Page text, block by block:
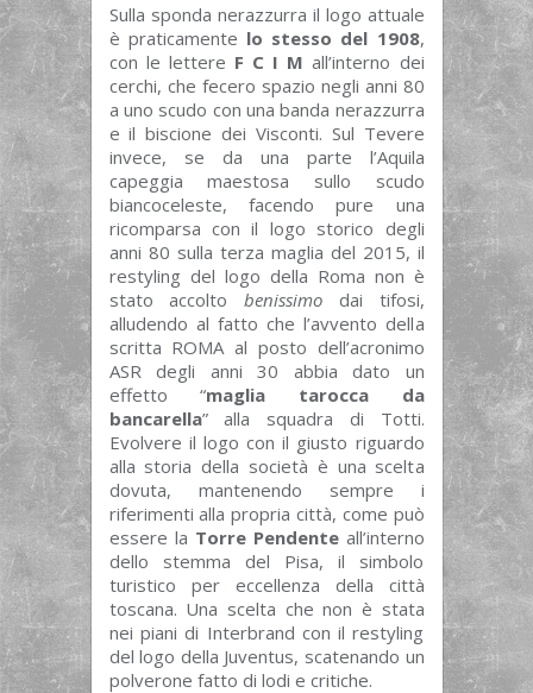
Sulla sponda nerazzurra il logo attuale
è praticamente lo stesso del 1908,
con le lettere F C I M all’interno dei
cerchi, che fecero spazio negli anni 80
a uno scudo con una banda nerazzurra
e il biscione dei Visconti. Sul Tevere
invece, se da una parte l’Aquila
capeggia maestosa sullo scudo
biancoceleste, facendo pure una
ricomparsa con il logo storico degli
anni 80 sulla terza maglia del 2015, il
restyling del logo della Roma non è
stato accolto benissimo dai tifosi,
alludendo al fatto che l’avvento della
scritta ROMA al posto dell’acronimo
ASR degli anni 30 abbia dato un
effetto “maglia tarocca da
bancarella” alla squadra di Totti.
Evolvere il logo con il giusto riguardo
alla storia della società è una scelta
dovuta, mantenendo sempre i
riferimenti alla propria città, come può
essere la Torre Pendente all’interno
dello stemma del Pisa, il simbolo
turistico per eccellenza della città
toscana. Una scelta che non è stata
nei piani di Interbrand con il restyling
del logo della Juventus, scatenando un
polverone fatto di lodi e critiche.